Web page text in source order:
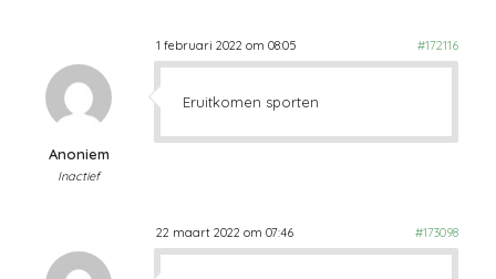
1 februari 2022 om 08:05 #172116
Anoniem
Inactief
Eruitkomen sporten
22 maart 2022 om 07:46 #173098